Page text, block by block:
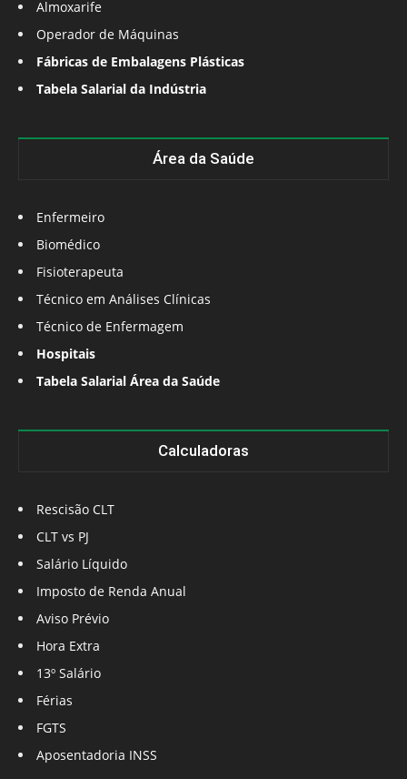
Almoxarife
Operador de Máquinas
Fábricas de Embalagens Plásticas
Tabela Salarial da Indústria
Área da Saúde
Enfermeiro
Biomédico
Fisioterapeuta
Técnico em Análises Clínicas
Técnico de Enfermagem
Hospitais
Tabela Salarial Área da Saúde
Calculadoras
Rescisão CLT
CLT vs PJ
Salário Líquido
Imposto de Renda Anual
Aviso Prévio
Hora Extra
13º Salário
Férias
FGTS
Aposentadoria INSS